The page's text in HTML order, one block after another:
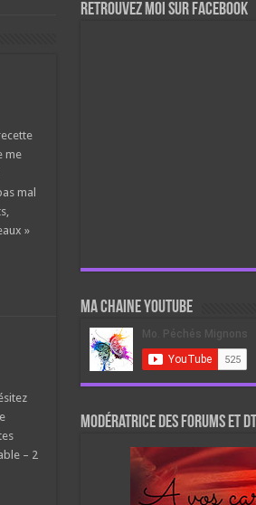
me
mal
»
– 2
Retrouvez moi sur Facebook
Ma chaine Youtube
Modératrice des forums et DT